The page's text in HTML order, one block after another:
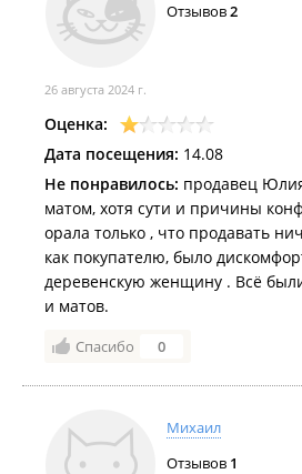
Отзывов2
26 августа 2024 г.
Оценка:
Дата посещения: 14.08
Не понравилось: продавец
матом, хотя сути и причины
орала только , что продавать
как покупателю, было
деревенскую женщину . Всё
и матов.
Спасибо 0
Михаил
Отзывов 1